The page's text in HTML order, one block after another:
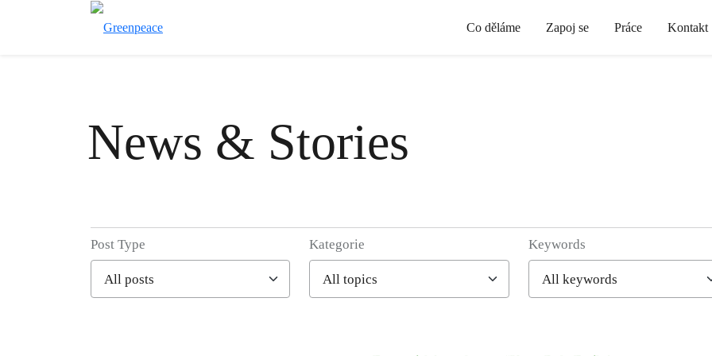
Co děláme Zapoj se Práce Kontakt
News & Stories
Filter posts
Post Type Kategorie Keywords